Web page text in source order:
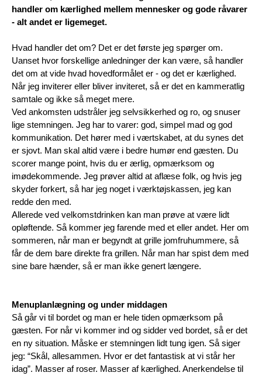
handler om kærlighed mellem mennesker og gode råvarer
- alt andet er ligemeget.
Hvad handler det om? Det er det første jeg spørger om.
Uanset hvor forskellige anledninger der kan være, så handler
det om at vide hvad hovedformålet er - og det er kærlighed.
Når jeg inviterer eller bliver inviteret, så er det en kammeratlig
samtale og ikke så meget mere.
Ved ankomsten udstråler jeg selvsikkerhed og ro, og snuser
lige stemningen. Jeg har to varer: god, simpel mad og god
kommunikation. Det hører med i værtskabet, at du synes det
er sjovt. Man skal altid være i bedre humør end gæsten. Du
scorer mange point, hvis du er ærlig, opmærksom og
imødekommende. Jeg prøver altid at aflæse folk, og hvis jeg
skyder forkert, så har jeg noget i værktøjskassen, jeg kan
redde den med.
Allerede ved velkomstdrinken kan man prøve at være lidt
opløftende. Så kommer jeg farende med et eller andet. Her om
sommeren, når man er begyndt at grille jomfruhummere, så
får de dem bare direkte fra grillen. Når man har spist dem med
sine bare hænder, så er man ikke genert længere.
Menuplanlægning og under middagen
Så går vi til bordet og man er hele tiden opmærksom på
gæsten. For når vi kommer ind og sidder ved bordet, så er det
en ny situation. Måske er stemningen lidt tung igen. Så siger
jeg: “Skål, allesammen. Hvor er det fantastisk at vi står her
idag”. Masser af roser. Masser af kærlighed. Anerkendelse til